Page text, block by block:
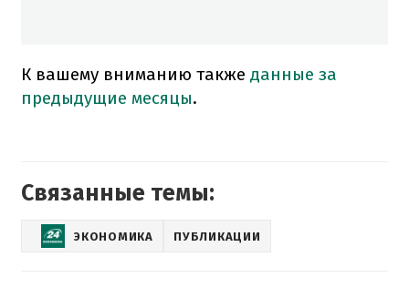
К вашему вниманию также данные за
предыдущие месяцы.
Связанные темы:
ЭКОНОМИКА ПУБЛИКАЦИИ